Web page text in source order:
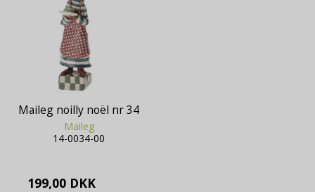
Maileg noilly noël nr 34
Maileg
14-0034-00
199,00 DKK